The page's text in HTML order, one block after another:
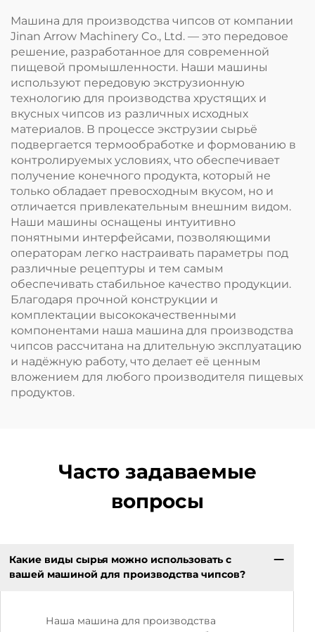
Машина для производства чипсов от компании
Jinan Arrow Machinery Co., Ltd. — это передовое
решение, разработанное для современной
пищевой промышленности. Наши машины
используют передовую экструзионную
технологию для производства хрустящих и
вкусных чипсов из различных исходных
материалов. В процессе экструзии сырьё
подвергается термообработке и формованию в
контролируемых условиях, что обеспечивает
получение конечного продукта, который не
только обладает превосходным вкусом, но и
отличается привлекательным внешним видом.
Наши машины оснащены интуитивно
понятными интерфейсами, позволяющими
операторам легко настраивать параметры под
различные рецептуры и тем самым
обеспечивать стабильное качество продукции.
Благодаря прочной конструкции и
комплектации высококачественными
компонентами наша машина для производства
чипсов рассчитана на длительную эксплуатацию
и надёжную работу, что делает её ценным
вложением для любого производителя пищевых
продуктов.
Часто задаваемые
вопросы
Какие виды сырья можно использовать с
вашей машиной для производства чипсов?
Наша машина для производства